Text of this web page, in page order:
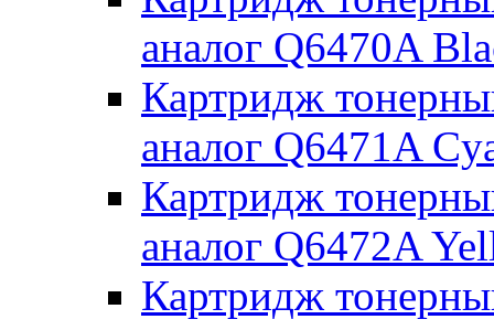
аналог Q6470A
Картридж
аналог Q6471A
Картридж
аналог Q6472A
Картридж